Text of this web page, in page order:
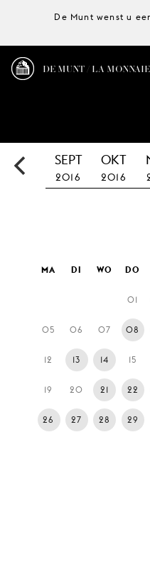
De Munt wenst u
DE MUNT / LA MONNAIE
SEPT
2016
OKT
2016
MA DI WO DO
01
05 06 07 08
12 13 14 15
19 20 21 22
26 27 28 29